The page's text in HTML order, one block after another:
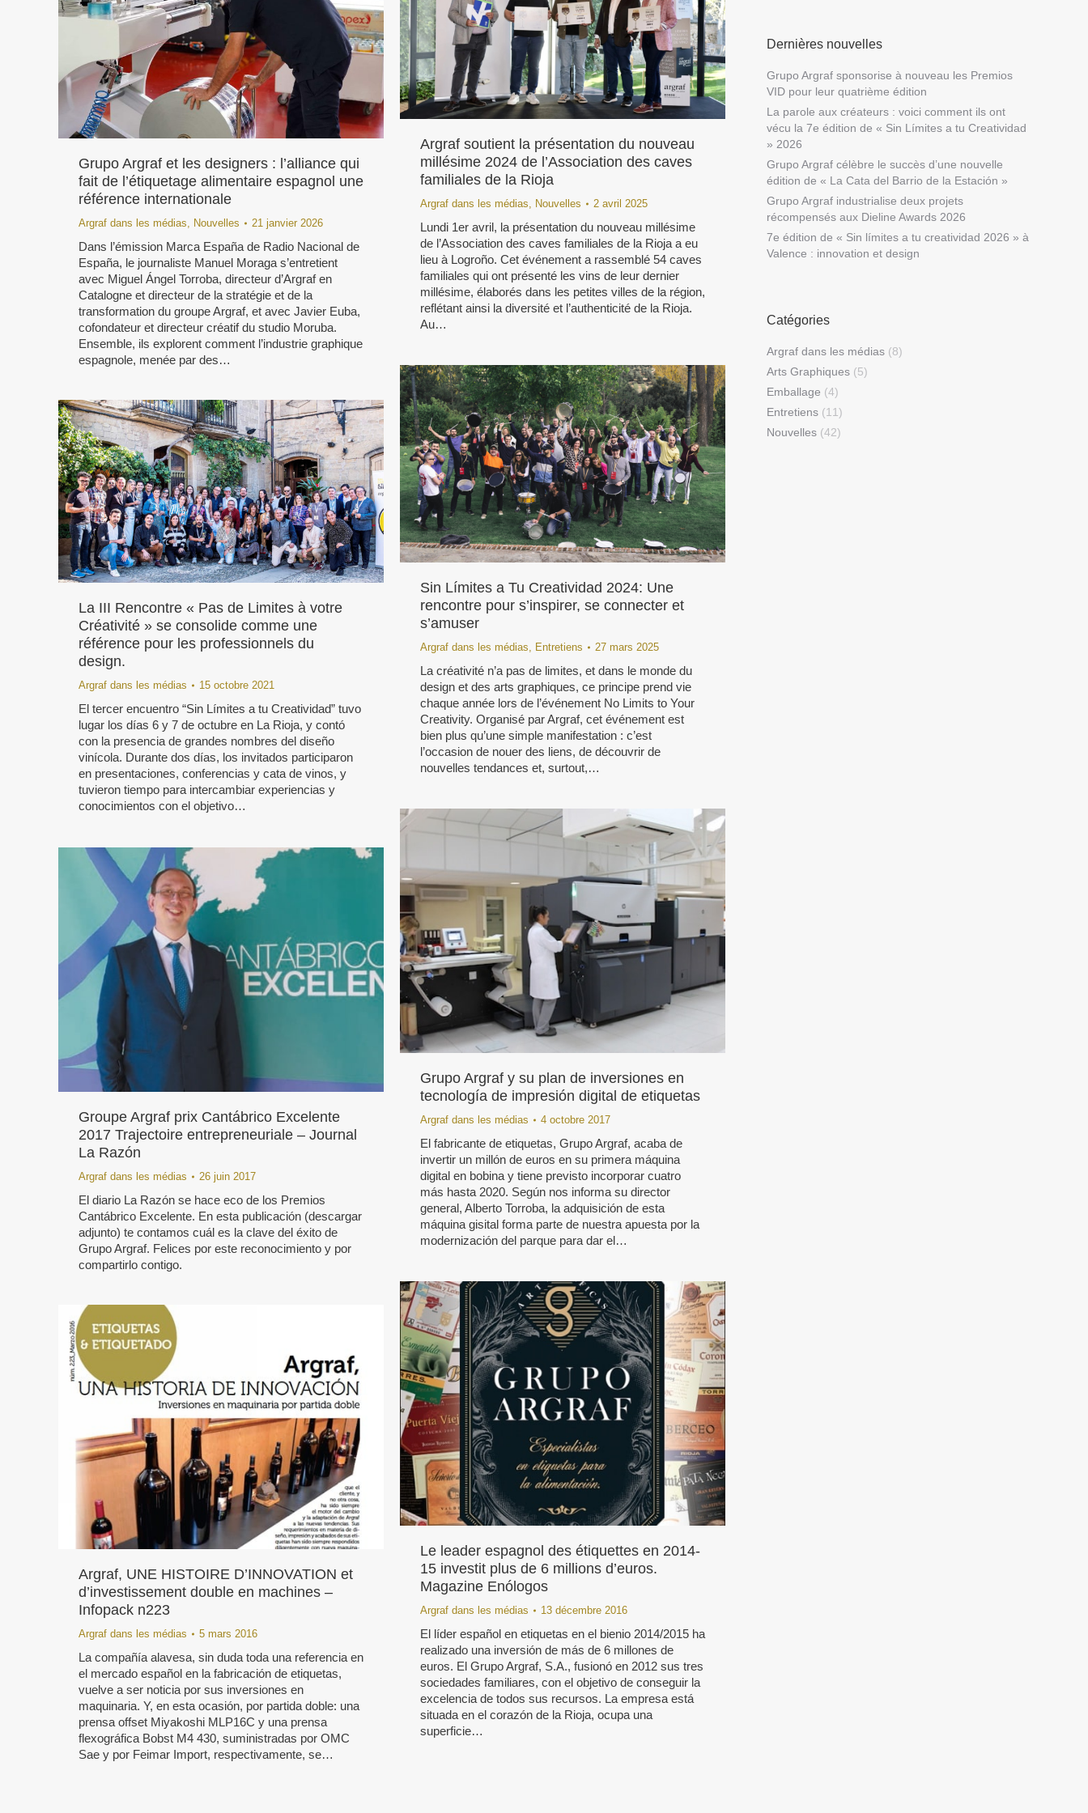
Grupo Argraf et les designers : l’alliance qui
fait de l’étiquetage alimentaire espagnol une
référence internationale
Argraf dans les médias Nouvelles 21 janvier 2026
Dans l’émission Marca España de Radio Nacional de
España, le journaliste Manuel Moraga s’entretient
avec Miguel Ángel Torroba, directeur d’Argraf en
Catalogne et directeur de la stratégie et de la
transformation du groupe Argraf, et avec Javier Euba,
cofondateur et directeur créatif du studio Moruba.
Ensemble, ils explorent comment l’industrie graphique
espagnole, menée par des…
Argraf soutient la présentation du nouveau
millésime 2024 de l’Association des caves
familiales de la Rioja
Argraf dans les médias, Nouvelles 2 avril 2025
Lundi 1er avril, la présentation du nouveau millésime
de l’Association des caves familiales de la Rioja a eu
lieu à Logroño. Cet événement a rassemblé 54 caves
familiales qui ont présenté les vins de leur dernier
millésime, élaborés dans les petites villes de la région,
reflétant ainsi la diversité et l’authenticité de la Rioja.
Au…
Sin Límites a Tu Creatividad 2024: Une
rencontre pour s’inspirer, se connecter et
s’amuser
Argraf dans les médias, Entretiens 27 mars 2025
La créativité n’a pas de limites, et dans le monde du
design et des arts graphiques, ce principe prend vie
chaque année lors de l’événement No Limits to Your
Creativity. Organisé par Argraf, cet événement est
bien plus qu’une simple manifestation : c’est
l’occasion de nouer des liens, de découvrir de
nouvelles tendances et, surtout,…
La III Rencontre « Pas de Limites à votre
Créativité » se consolide comme une
référence pour les professionnels du
design.
Argraf dans les médias 15 octobre 2021
El tercer encuentro “Sin Límites a tu Creatividad” tuvo
lugar los días 6 y 7 de octubre en La Rioja, y contó
con la presencia de grandes nombres del diseño
vinícola. Durante dos días, los invitados participaron
en presentaciones, conferencias y cata de vinos, y
tuvieron tiempo para intercambiar experiencias y
conocimientos con el objetivo…
Grupo Argraf y su plan de inversiones en
tecnología de impresión digital de etiquetas
Argraf dans les médias 4 octobre 2017
El fabricante de etiquetas, Grupo Argraf, acaba de
invertir un millón de euros en su primera máquina
digital en bobina y tiene previsto incorporar cuatro
más hasta 2020. Según nos informa su director
general, Alberto Torroba, la adquisición de esta
máquina gisital forma parte de nuestra apuesta por la
modernización del parque para dar el…
Groupe Argraf prix Cantábrico Excelente
2017 Trajectoire entrepreneuriale – Journal
La Razón
Argraf dans les médias 26 juin 2017
El diario La Razón se hace eco de los Premios
Cantábrico Excelente. En esta publicación (descargar
adjunto) te contamos cuál es la clave del éxito de
Grupo Argraf. Felices por este reconocimiento y por
compartirlo contigo.
Le leader espagnol des étiquettes en 2014-
15 investit plus de 6 millions d’euros.
Magazine Enólogos
Argraf dans les médias 13 décembre 2016
El líder español en etiquetas en el bienio 2014/2015 ha
realizado una inversión de más de 6 millones de
euros. El Grupo Argraf, S.A., fusionó en 2012 sus tres
sociedades familiares, con el objetivo de conseguir la
excelencia de todos sus recursos. La empresa está
situada en el corazón de la Rioja, ocupa una
superficie…
Argraf, UNE HISTOIRE D’INNOVATION et
d’investissement double en machines –
Infopack n223
Argraf dans les médias 5 mars 2016
La compañía alavesa, sin duda toda una referencia en
el mercado español en la fabricación de etiquetas,
vuelve a ser noticia por sus inversiones en
maquinaria. Y, en esta ocasión, por partida doble: una
prensa offset Miyakoshi MLP16C y una prensa
flexográfica Bobst M4 430, suministradas por OMC
Sae y por Feimar Import, respectivamente, se…
Dernières nouvelles
Grupo Argraf sponsorise à nouveau les Premios
VID pour leur quatrième édition
La parole aux créateurs : voici comment ils ont
vécu la 7e édition de « Sin Límites a tu Creatividad
» 2026
Grupo Argraf célèbre le succès d’une nouvelle
édition de « La Cata del Barrio de la Estación »
Grupo Argraf industrialise deux projets
récompensés aux Dieline Awards 2026
7e édition de « Sin límites a tu creatividad 2026 » à
Valence : innovation et design
Catégories
Argraf dans les médias (8)
Arts Graphiques (5)
Emballage (4)
Entretiens (11)
Nouvelles (42)